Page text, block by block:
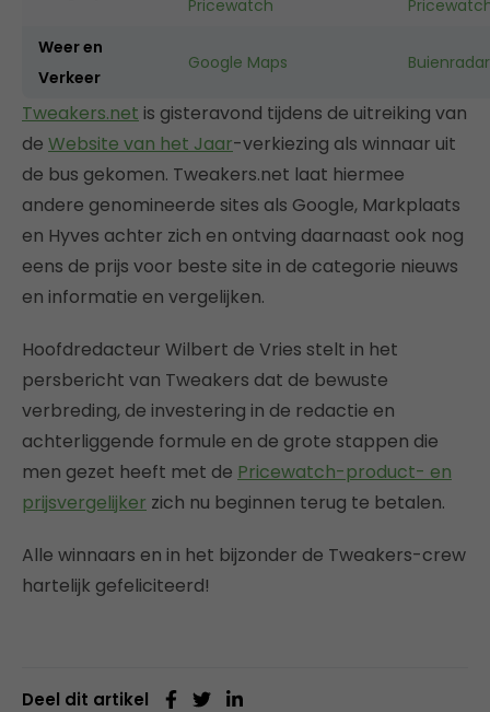
Pricewatch
Weer en
Verkeer
Google Maps
Tweakers.net is gisteravond tijdens de uitreiking van
de Website van het Jaar-verkiezing als winnaar uit
de bus gekomen. Tweakers.net laat hiermee
andere genomineerde sites als Google, Markplaats
en Hyves achter zich en ontving daarnaast ook nog
eens de prijs voor beste site in de categorie nieuws
en informatie en vergelijken.
Hoofdredacteur Wilbert de Vries stelt in het
persbericht van Tweakers dat de bewuste
verbreding, de investering in de redactie en
achterliggende formule en de grote stappen die
men gezet heeft met de Pricewatch-product- en
prijsvergelijker zich nu beginnen terug te betalen.
Alle winnaars en in het bijzonder de Tweakers-crew
hartelijk gefeliciteerd!
Deel dit artikel